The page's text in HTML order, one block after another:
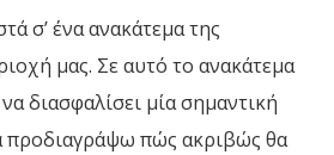
σ’ ένα ανακάτεμα της
μας. Σε αυτό το ανακάτεμα
διασφαλίσει μία σημαντική
προδιαγράψω πώς ακριβώς θα